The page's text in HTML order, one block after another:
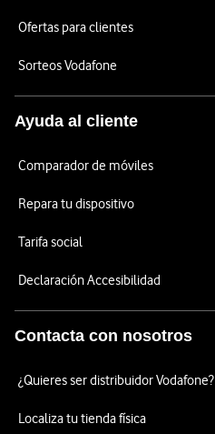
Ofertas para clientes
Sorteos Vodafone
Ayuda al cliente
Comparador de móviles
Repara tu dispositivo
Tarifa social
Declaración Accesibilidad
Contacta con nosotros
¿Quieres ser distribuidor Vodafone?
Localiza tu tienda física